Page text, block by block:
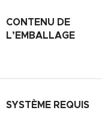
CONTENU DE
L’EMBALLAGE
SYSTÈME REQUIS